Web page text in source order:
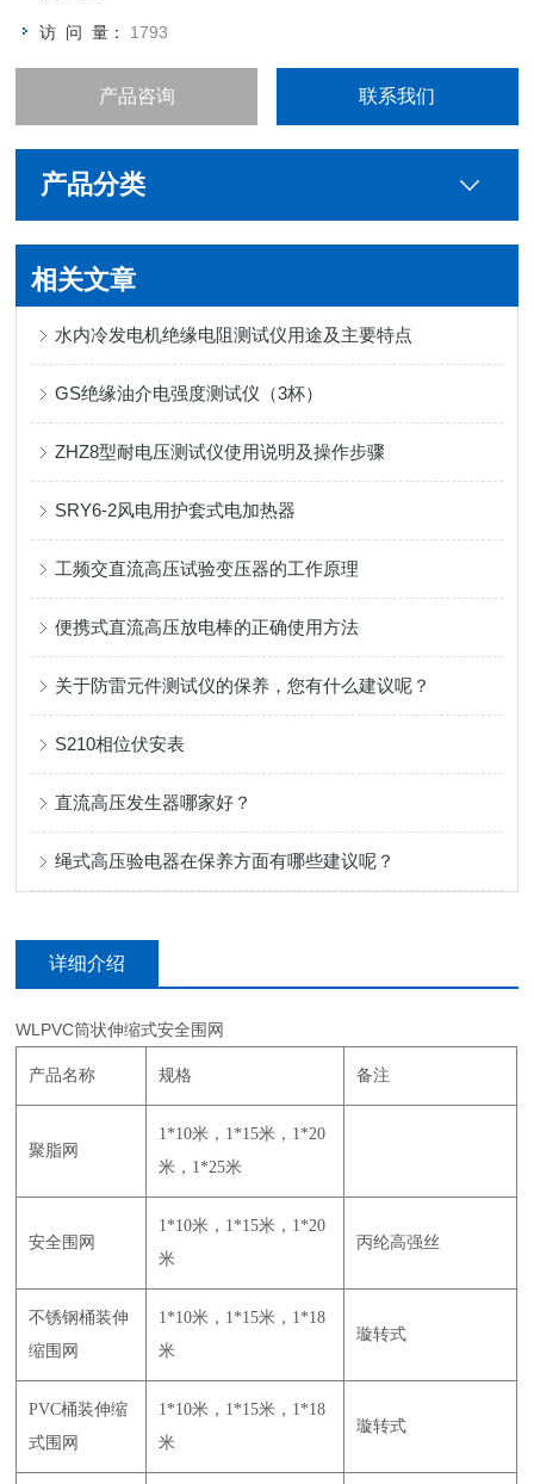
访 问 量： 1793
产品咨询 联系我们
产品分类
相关文章
水内冷发电机绝缘电阻测试仪用途及主要特点
GS绝缘油介电强度测试仪（3杯）
ZHZ8型耐电压测试仪使用说明及操作步骤
SRY6-2风电用护套式电加热器
工频交直流高压试验变压器的工作原理
便携式直流高压放电棒的正确使用方法
关于防雷元件测试仪的保养，您有什么建议呢？
S210相位伏安表
直流高压发生器哪家好？
绳式高压验电器在保养方面有哪些建议呢？
详细介绍
WLPVC筒状伸缩式安全围网
产品名称 规格 备注
聚脂网
1*10米，1*15米，1*20
米，1*25米
安全围网
1*10米，1*15米，1*20
米
丙纶高强丝
不锈钢桶装伸
缩围网
1*10米，1*15米，1*18
米
璇转式
PVC桶装伸缩
式围网
1*10米，1*15米，1*18
米
璇转式